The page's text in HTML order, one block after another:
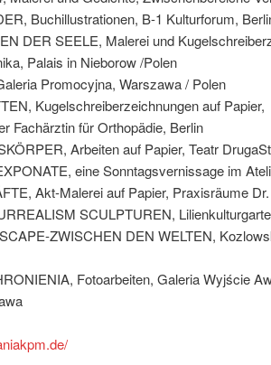
Buchillustrationen, B-1 Kulturforum,
DER SEELE, Malerei und
Palais in Nieborow /Polen
Promocyjna, Warszawa / Polen
Kugelschreiberzeichnungen auf Papier,
Fachärztin für Orthopädie, Berlin
Arbeiten auf Papier, Teatr
eine Sonntagsvernissage im
Akt-Malerei auf Papier, Praxisräume
SCULPTUREN,
ZWISCHEN DEN WELTEN,
Fotoarbeiten, Galeria Wyjście